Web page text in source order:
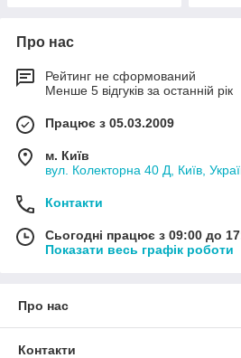
Про нас
Рейтинг не сформований
Менше 5 відгуків за останній рік
Працює з 05.03.2009
м. Київ
вул. Колекторна 40 Д, Київ,
Контакти
Сьогодні працює з 09:00 до
Показати весь графік роботи
Про нас
Контакти